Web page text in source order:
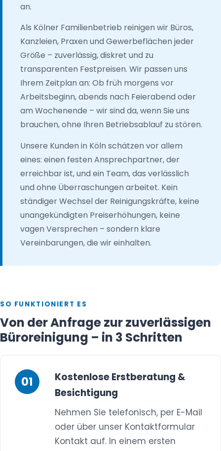
an.
Als Kölner Familienbetrieb reinigen wir Büros,
Kanzleien, Praxen und Gewerbeflächen jeder
Größe – zuverlässig, diskret und zu
transparenten Festpreisen. Wir passen uns
Ihrem Zeitplan an: Ob früh morgens vor
Arbeitsbeginn, abends nach Feierabend oder
am Wochenende – wir sind da, wenn Sie uns
brauchen, ohne Ihren Betriebsablauf zu stören.
Unsere Kunden in Köln schätzen vor allem
eines: einen festen Ansprechpartner, der
erreichbar ist, und ein Team, das verlässlich
und ohne Überraschungen arbeitet. Kein
ständiger Wechsel der Reinigungskräfte, keine
unangekündigten Preiserhöhungen, keine
vagen Versprechen – sondern klare
Vereinbarungen, die wir einhalten.
SO FUNKTIONIERT ES
Von der Anfrage zur zuverlässigen
Büroreinigung – in 3 Schritten
Kostenlose Erstberatung &
Besichtigung
Nehmen Sie telefonisch, per E-Mail
oder über unser Kontaktformular
Kontakt auf. In einem ersten